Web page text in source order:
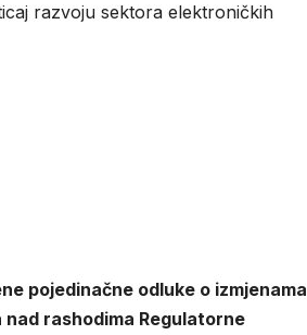
razvoju sektora elektroničkih
pojedinačne odluke o izmjenama
rashodima Regulatorne